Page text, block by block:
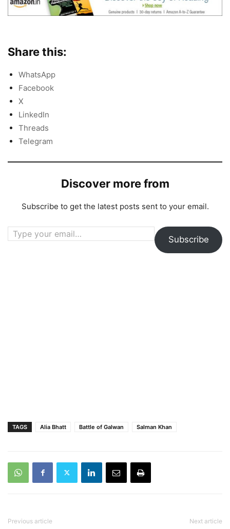
Share this:
WhatsApp
Facebook
X
LinkedIn
Threads
Telegram
Discover more from
Subscribe to get the latest posts sent to your email.
Type your email…
Subscribe
TAGS Alia Bhatt Battle of Galwan Salman Khan
Previous article Next article